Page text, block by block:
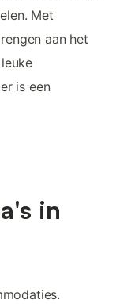
Met
aan het
is een
in